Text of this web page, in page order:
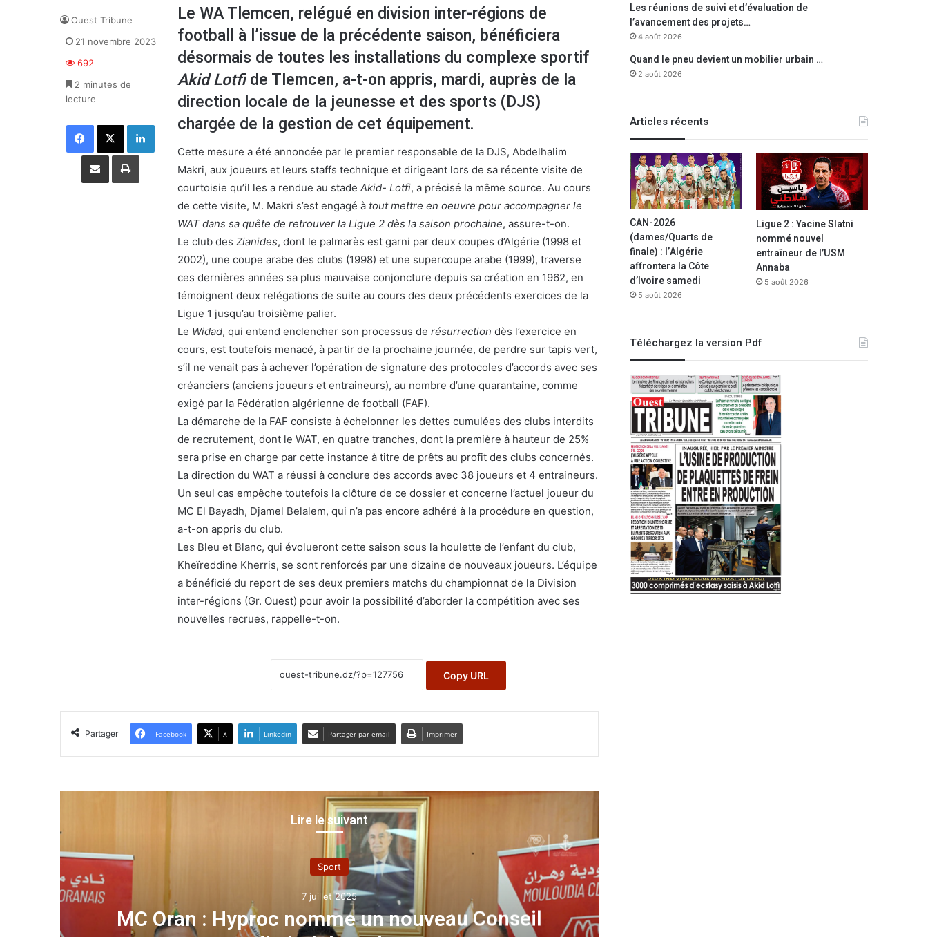
Le WA Tlemcen, relégué en division inter-régions de
football à l’issue de la précédente saison, bénéficiera
désormais de toutes les installations du complexe sportif
Akid Lotfide Tlemcen, a-t-on appris, mardi, auprès de la
direction locale de la jeunesse et des sports (DJS)
chargée de la gestion de cet équipement.
Cette mesure a été annoncée par le premier responsable de la DJS, Abdelhalim
Makri, aux joueurs et leurs staffs technique et dirigeant lors de sa récente visite de
courtoisie qu’il les a rendue au stade Akid- Lotfi, a précisé la même source. Au cours
de cette visite, M. Makri s’est engagé à tout mettre en oeuvre pour accompagner le
WAT dans sa quête de retrouver la Ligue 2 dès la saison prochaine, assure-t-on.
Le club des Zianides, dont le palmarès est garni par deux coupes d’Algérie (1998 et
2002), une coupe arabe des clubs (1998) et une supercoupe arabe (1999), traverse
ces dernières années sa plus mauvaise conjoncture depuis sa création en 1962, en
témoignent deux relégations de suite au cours des deux précédents exercices de la
Ligue 1 jusqu’au troisième palier.
Le Widad, qui entend enclencher son processus de résurrection dès l’exercice en
cours, est toutefois menacé, à partir de la prochaine journée, de perdre sur tapis vert,
s’il ne venait pas à achever l’opération de signature des protocoles d’accords avec ses
créanciers (anciens joueurs et entraineurs), au nombre d’une quarantaine, comme
exigé par la Fédération algérienne de football (FAF).
La démarche de la FAF consiste à échelonner les dettes cumulées des clubs interdits
de recrutement, dont le WAT, en quatre tranches, dont la première à hauteur de 25%
sera prise en charge par cette instance à titre de prêts au profit des clubs concernés.
La direction du WAT a réussi à conclure des accords avec 38 joueurs et 4 entraineurs.
Un seul cas empêche toutefois la clôture de ce dossier et concerne l’actuel joueur du
MC El Bayadh, Djamel Belalem, qui n’a pas encore adhéré à la procédure en question,
a-t-on appris du club.
Les Bleu et Blanc, qui évolueront cette saison sous la houlette de l’enfant du club,
Kheïreddine Kherris, se sont renforcés par une dizaine de nouveaux joueurs. L’équipe
a bénéficié du report de ses deux premiers matchs du championnat de la Division
inter-régions (Gr. Ouest) pour avoir la possibilité d’aborder la compétition avec ses
nouvelles recrues, rappelle-t-on.
Copy URL
Ouest Tribune
21 novembre 2023
692
2 minutes de
lecture
Facebook X Linkedin
Partager par email Imprimer
Partager Facebook X Linkedin Partager par email Imprimer
Lire le suivant
A la une
22 août 2021
Caisse nationale du logement:
Les réunions de suivi et d’évaluation de
l’avancement des projets…
4 août 2026
Quand le pneu devient un mobilier urbain …
2 août 2026
Articles récents
CAN-2026
(dames/Quarts de
finale) : l’Algérie
affrontera la Côte
d’Ivoire samedi
5 août 2026
Ligue 2 : Yacine Slatni
nommé nouvel
entraîneur de l’USM
Annaba
5 août 2026
Téléchargez la version Pdf